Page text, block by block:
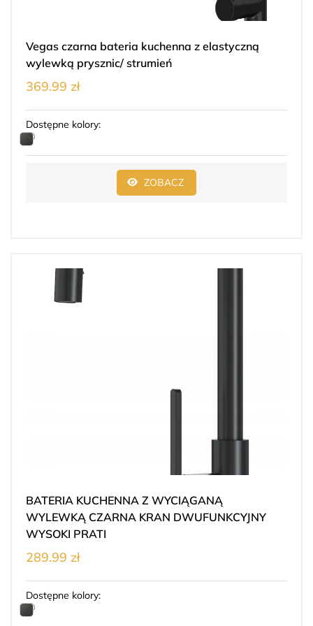
Vegas czarna bateria kuchenna z elastyczną
wylewką prysznic/ strumień
369.99 zł
Dostępne kolory:
ZOBACZ
BATERIA KUCHENNA Z WYCIĄGANĄ
WYLEWKĄ CZARNA KRAN DWUFUNKCYJNY
WYSOKI PRATI
289.99 zł
Dostępne kolory: